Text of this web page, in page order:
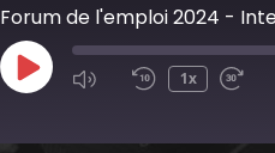
Forum de l'emploi 2024 -
Play
1x